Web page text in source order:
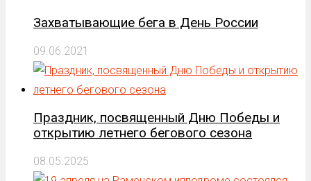
Захватывающие бега в День России
09.06.2021
Праздник, посвященный Дню Победы и
открытию летнего бегового сезона
08.05.2025